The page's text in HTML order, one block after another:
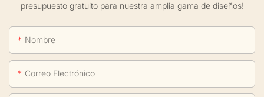
presupuesto gratuito para nuestra amplia gama de diseños!
Nombre
Correo Electrónico